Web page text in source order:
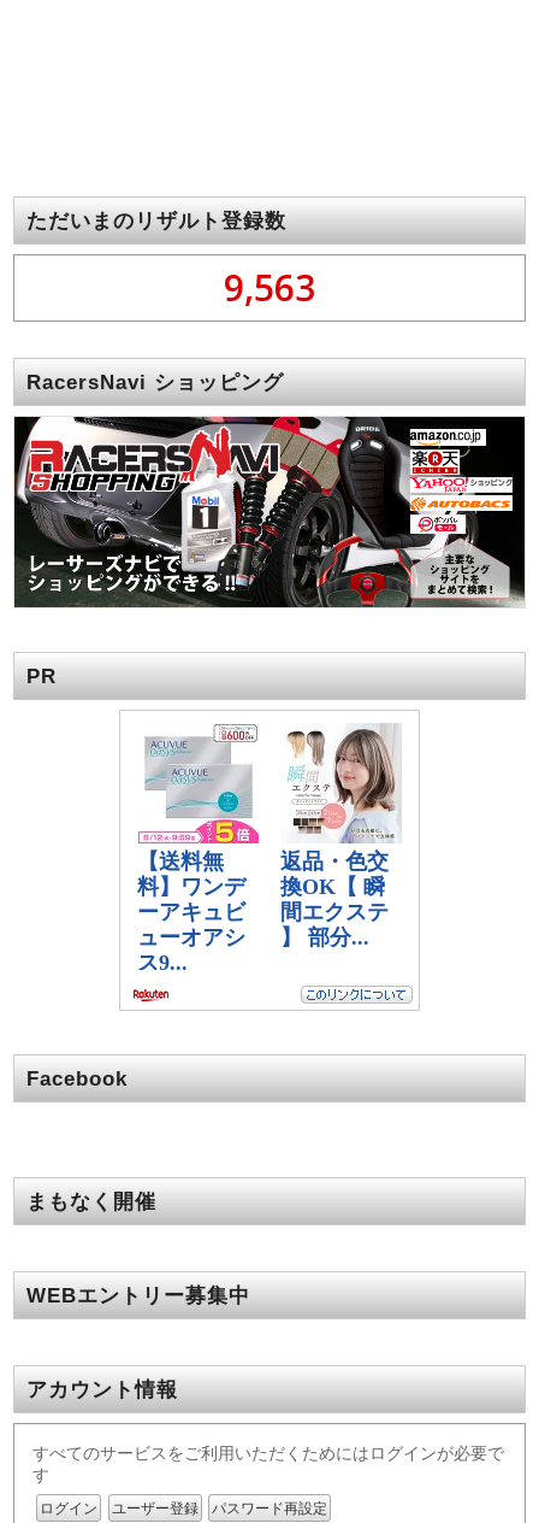
ただいまのリザルト登録数
9,563
RacersNavi ショッピング
PR
Facebook
まもなく開催
WEBエントリー募集中
アカウント情報
すべてのサービスをご利用いただくためにはログインが必要で
す
ログイン ユーザー登録 パスワード再設定